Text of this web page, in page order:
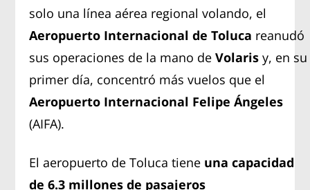
solo una línea aérea regional volando, el
Aeropuerto Internacional de Toluca reanudó
sus operaciones de la mano deVolarisy, en su
primer día, concentró más vuelos que el
Aeropuerto Internacional Felipe Ángeles
(AIFA).
El aeropuerto de Toluca tiene una capacidad
de 6.3 millones de pasajeros